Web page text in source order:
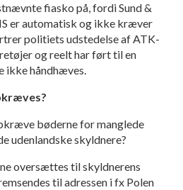
fiasko på, fordi Sund &
er automatisk og ikke kræver
politiets udstedelse af ATK-
og reelt har ført til en
ikke håndhæves.
bøderne for manglede
udenlandske skyldnere?
oversættes til skyldnerens
til adressen i fx Polen